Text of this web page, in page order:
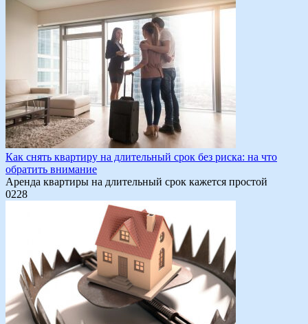
Как снять квартиру на длительный срок без риска: на что
обратить внимание
Аренда квартиры на длительный срок кажется простой
0228